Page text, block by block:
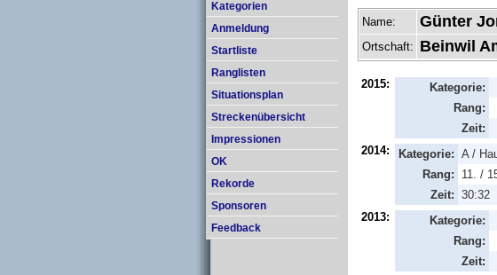
Kategorien
Anmeldung
Startliste
Ranglisten
Situationsplan
Streckenübersicht
Impressionen
OK
Rekorde
Sponsoren
Feedback
Name: Günter
Ortschaft: Beinwil
2015:
Kategorie:
Rang:
Zeit:
2014:
Kategorie: A /
Rang:
11. /
Zeit: 30:32
2013:
Kategorie:
Rang:
Zeit: